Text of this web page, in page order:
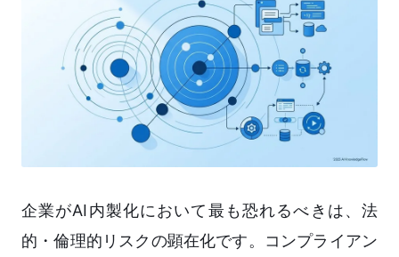
企業がAI内製化において最も恐れるべきは、法
的・倫理的リスクの顕在化です。コンプライアン